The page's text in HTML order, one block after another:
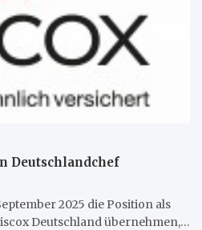
Deutschlandchef
2025 die Position als
Deutschland übernehmen,…